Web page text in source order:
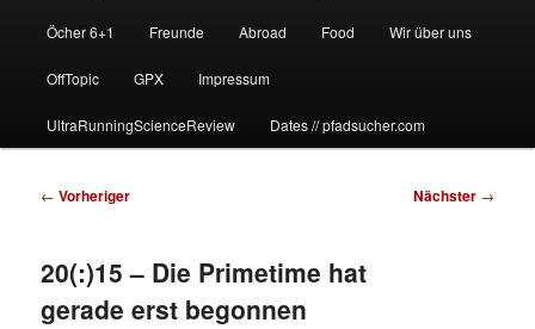
Öcher 6+1 Freunde Abroad Food Wir über uns
OffTopic GPX Impressum
UltraRunningScienceReview Dates // pfadsucher.com
Beitragsnavigation
← Vorheriger Nächster →
20(:)15 – Die Primetime hat
gerade erst begonnen